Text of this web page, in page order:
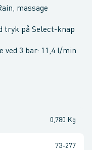
massage
tryk på Select-knap
3 bar: 11,4 l/min
0,780 Kg
73-277